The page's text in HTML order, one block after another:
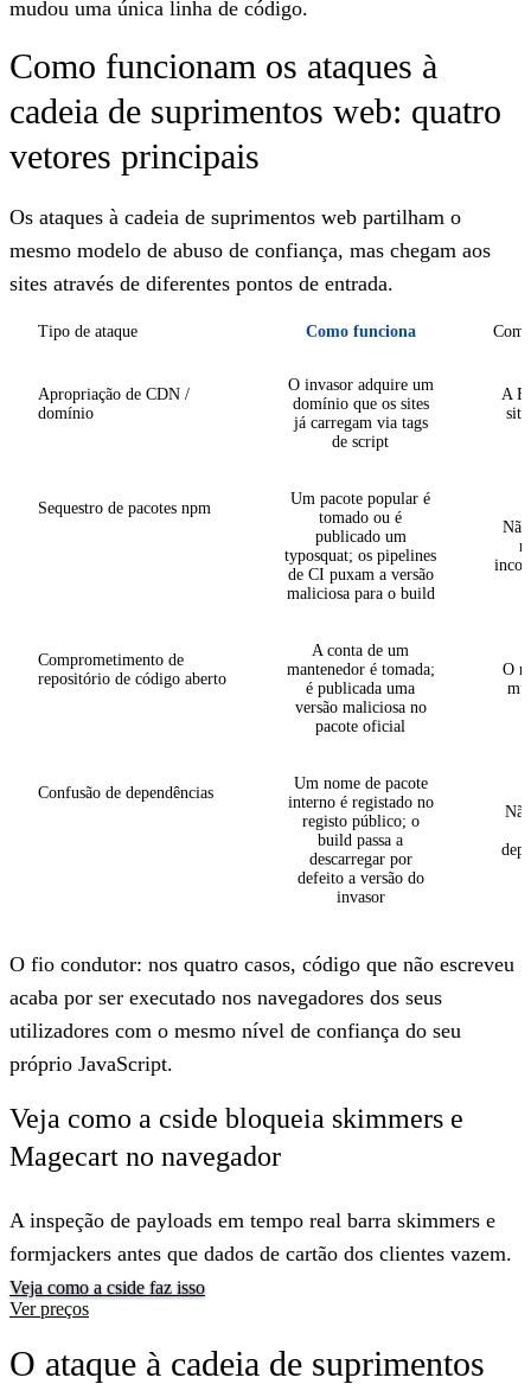
mudou uma única linha de código.
Como funcionam os ataques à
cadeia de suprimentos web: quatro
vetores principais
Os ataques à cadeia de suprimentos web partilham o
mesmo modelo de abuso de confiança, mas chegam aos
sites através de diferentes pontos de entrada.
Tipo de ataque Como funciona
Apropriação de CDN /
domínio
O invasor adquire um
domínio que os sites
já carregam via tags
de script
A
Sequestro de pacotes npm
Um pacote popular é
tomado ou é
publicado um
typosquat; os pipelines
de CI puxam a versão
maliciosa para o build
Comprometimento de
repositório de código aberto
A conta de um
mantenedor é tomada;
é publicada uma
versão maliciosa no
pacote oficial
O
Confusão de dependências
Um nome de pacote
interno é registado no
registo público; o
build passa a
descarregar por
defeito a versão do
invasor
O fio condutor: nos quatro casos, código que não escreveu
acaba por ser executado nos navegadores dos seus
utilizadores com o mesmo nível de confiança do seu
próprio JavaScript.
Veja como a cside bloqueia skimmers e
Magecart no navegador
A inspeção de payloads em tempo real barra skimmers e
formjackers antes que dados de cartão dos clientes vazem.
Veja como a cside faz isso
Ver preços
O ataque à cadeia de suprimentos